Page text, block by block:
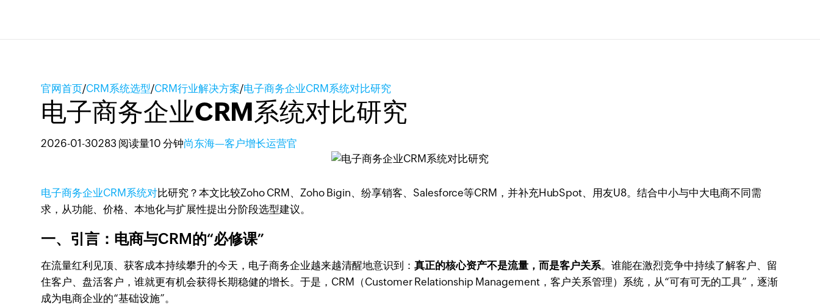
官网首页/CRM系统选型/CRM行业解决方案/电子商务企业CRM系统对比研究
电子商务企业CRM系统对比研究
2026-01-30283 阅读量10 分钟尚东海—客户增长运营官
电子商务企业CRM系统对比研究？本文比较Zoho CRM、Zoho Bigin、纷享销客、Salesforce等CRM，并补充HubSpot、用友U8。结合中小与中大电商不同需
求，从功能、价格、本地化与扩展性提出分阶段选型建议。
一、引言：电商与CRM的“必修课”
在流量红利见顶、获客成本持续攀升的今天，电子商务企业越来越清醒地意识到：真正的核心资产不是流量，而是客户关系。谁能在激烈竞争中持续了解客户、留
住客户、盘活客户，谁就更有机会获得长期稳健的增长。于是，CRM（Customer Relationship Management，客户关系管理）系统，从“可有可无的工具”，逐渐
成为电商企业的“基础设施”。